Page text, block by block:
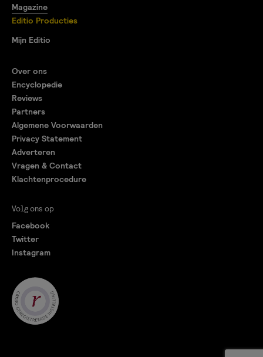
Magazine
Editio Producties
Mijn Editio
Over ons
Encyclopedie
Reviews
Partners
Algemene Voorwaarden
Privacy Statement
Adverteren
Vragen & Contact
Klachtenprocedure
Volg ons op
Facebook
Twitter
Instagram